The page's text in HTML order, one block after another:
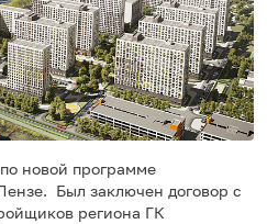
новой программе
Был заключен договор с
региона ГК